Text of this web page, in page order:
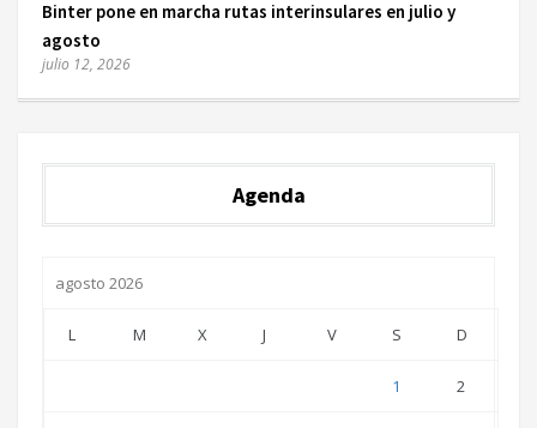
Binter pone en marcha rutas interinsulares en julio y
agosto
julio 12, 2026
Agenda
agosto 2026
L M X J V S D
1 2